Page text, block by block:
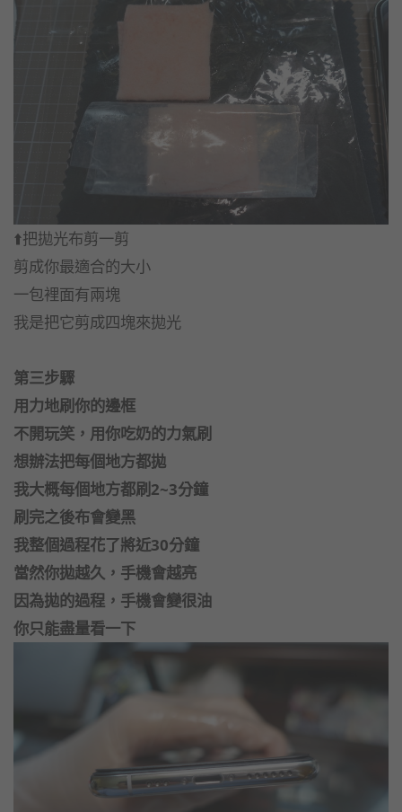
⬆️把拋光布剪一剪
剪成你最適合的大小
一包裡面有兩塊
我是把它剪成四塊來拋光
第三步驟
用力地刷你的邊框
不開玩笑，用你吃奶的力氣刷
想辦法把每個地方都拋
我大概每個地方都刷2~3分鐘
刷完之後布會變黑
我整個過程花了將近30分鐘
當然你拋越久，手機會越亮
因為拋的過程，手機會變很油
你只能盡量看一下